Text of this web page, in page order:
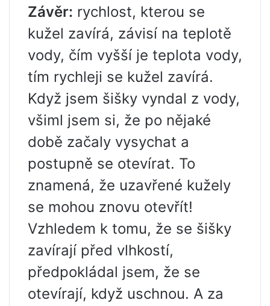
Závěr: rychlost, kterou se
kužel zavírá, závisí na teplotě
vody, čím vyšší je teplota vody,
tím rychleji se kužel zavírá.
Když jsem šišky vyndal z vody,
všiml jsem si, že po nějaké
době začaly vysychat a
postupně se otevírat. To
znamená, že uzavřené kužely
se mohou znovu otevřít!
Vzhledem k tomu, že se šišky
zavírají před vlhkostí,
předpokládal jsem, že se
otevírají, když uschnou. A za